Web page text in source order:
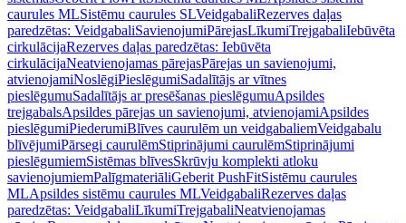
caurules MLSistēmu caurules SLVeidgabaliRezerves daļas
paredzētas: VeidgabaliSavienojumiPārejasLīkumiTrejgabaliIebūvēta
cirkulācijaRezerves daļas paredzētas: Iebūvēta
cirkulācijaNeatvienojamas pārejasPārejas un savienojumi,
atvienojamiNoslēgiPieslēgumiSadalītājs ar vītnes
pieslēgumuSadalītājs ar presēšanas pieslēgumuApsildes
trejgabalsApsildes pārejas un savienojumi, atvienojamiApsildes
pieslēgumiPiederumiBlīves caurulēm un veidgabaliemVeidgabalu
blīvējumiPārsegi caurulēmStiprinājumi caurulēmStiprinājumi
pieslēgumiemSistēmas blīvesSkrūvju komplekti atloku
savienojumiemPalīgmateriāliGeberit PushFitSistēmu caurules
MLApsildes sistēmu caurules MLVeidgabaliRezerves daļas
paredzētas: VeidgabaliLīkumiTrejgabaliNeatvienojamas